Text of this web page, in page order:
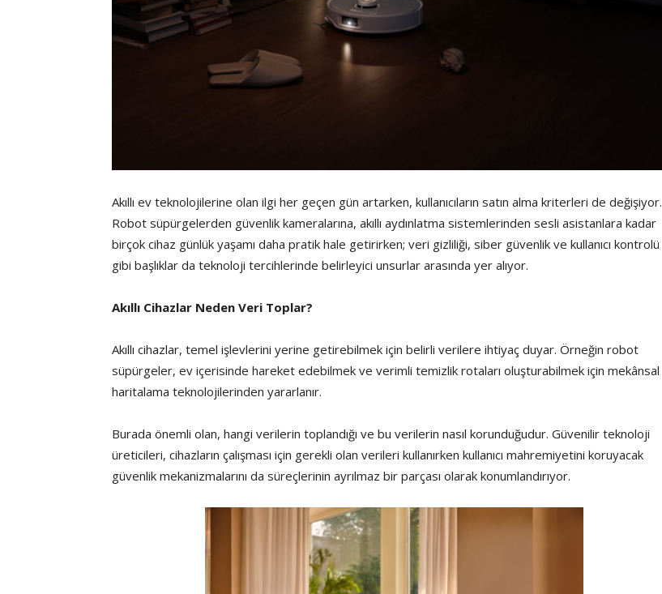
Akıllı ev teknolojilerine olan ilgi her geçen gün artarken, kullanıcıların satın alma kriterleri de değişiyor.
Robot süpürgelerden güvenlik kameralarına, akıllı aydınlatma sistemlerinden sesli asistanlara kadar
birçok cihaz günlük yaşamı daha pratik hale getirirken; veri gizliliği, siber güvenlik ve kullanıcı kontrolü
gibi başlıklar da teknoloji tercihlerinde belirleyici unsurlar arasında yer alıyor.
Akıllı Cihazlar Neden Veri Toplar?
Akıllı cihazlar, temel işlevlerini yerine getirebilmek için belirli verilere ihtiyaç duyar. Örneğin robot
süpürgeler, ev içerisinde hareket edebilmek ve verimli temizlik rotaları oluşturabilmek için mekânsal
haritalama teknolojilerinden yararlanır.
Burada önemli olan, hangi verilerin toplandığı ve bu verilerin nasıl korunduğudur. Güvenilir teknoloji
üreticileri, cihazların çalışması için gerekli olan verileri kullanırken kullanıcı mahremiyetini koruyacak
güvenlik mekanizmalarını da süreçlerinin ayrılmaz bir parçası olarak konumlandırıyor.